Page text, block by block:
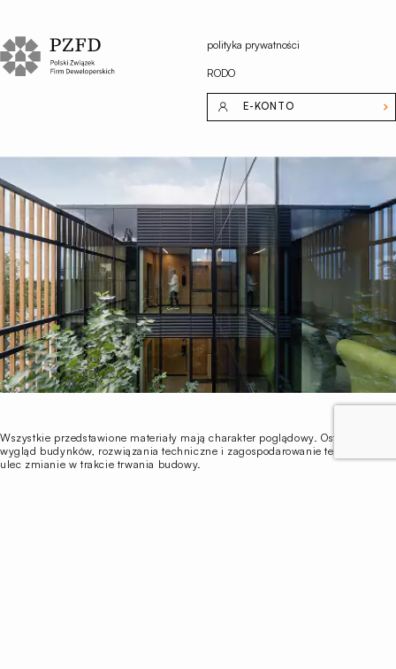
polityka prywatności
RODO
E-KONTO
Wszystkie przedstawione materiały mają charakter poglądowy. Ostateczny
wygląd budynków, rozwiązania techniczne i zagospodarowanie terenu może
ulec zmianie w trakcie trwania budowy.